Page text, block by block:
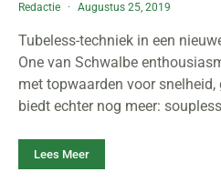
Redactie Augustus 25, 2019
Tubeless-techniek in een
One van Schwalbe
met topwaarden voor
biedt echter nog meer:
Lees Meer